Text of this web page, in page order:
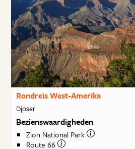
Rondreis West-Amerika
Djoser
Bezienswaardigheden
Zion National Park
Route 66